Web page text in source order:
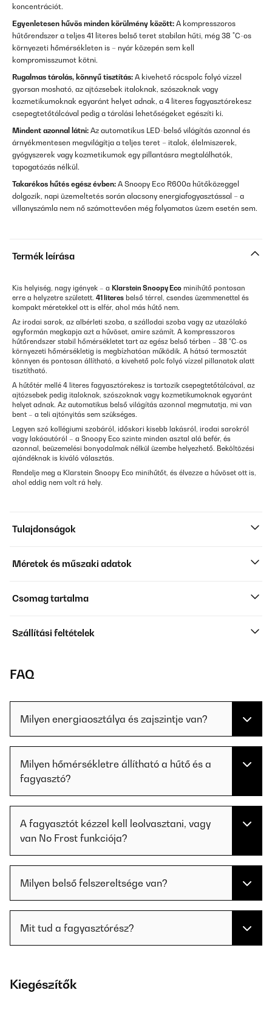
koncentrációt.
Egyenletesen hűvös minden körülmény között: A kompresszoros
hűtőrendszer a teljes 41 literes belső teret stabilan hűti, még 38 °C-os
környezeti hőmérsékleten is – nyár közepén sem kell
kompromisszumot kötni.
Rugalmas tárolás, könnyű tisztítás: A kivehető rácspolc folyó vízzel
gyorsan mosható, az ajtózsebek italoknak, szószoknak vagy
kozmetikumoknak egyaránt helyet adnak, a 4 literes fagyasztórekesz
csepegtetőtálcával pedig a tárolási lehetőségeket egészíti ki.
Mindent azonnal látni: Az automatikus LED-belső világítás azonnal és
árnyékmentesen megvilágítja a teljes teret – italok, élelmiszerek,
gyógyszerek vagy kozmetikumok egy pillantásra megtalálhatók,
tapogatózás nélkül.
Takarékos hűtés egész évben: A Snoopy Eco R600a hűtőközeggel
dolgozik, napi üzemeltetés során alacsony energiafogyasztással – a
villanyszámla nem nő számottevően még folyamatos üzem esetén sem.
Termék leírása
Kis helyiség, nagy igények – a Klarstein Snoopy Eco minihűtő pontosan
erre a helyzetre született. 41 literes belső térrel, csendes üzemmenettel és
kompakt méretekkel ott is elfér, ahol más hűtő nem.
Az irodai sarok, az albérleti szoba, a szállodai szoba vagy az utazólakó
egyformán megkapja azt a hűvöset, amire számít. A kompresszoros
hűtőrendszer stabil hőmérsékletet tart az egész belső térben – 38 °C-os
környezeti hőmérsékletig is megbízhatóan működik. A hátsó termosztát
könnyen és pontosan állítható, a kivehető polc folyó vízzel pillanatok alatt
tisztítható.
A hűtőtér mellé 4 literes fagyasztórekesz is tartozik csepegtetőtálcával, az
ajtózsebek pedig italoknak, szószoknak vagy kozmetikumoknak egyaránt
helyet adnak. Az automatikus belső világítás azonnal megmutatja, mi van
bent – a teli ajtónyitás sem szükséges.
Legyen szó kollégiumi szobáról, időskori kisebb lakásról, irodai sarokról
vagy lakóautóról – a Snoopy Eco szinte minden asztal alá befér, és
azonnal, beüzemelési bonyodalmak nélkül üzembe helyezhető. Beköltözési
ajándéknak is kiváló választás.
Rendelje meg a Klarstein Snoopy Eco minihűtőt, és élvezze a hűvöset ott is,
ahol eddig nem volt rá hely.
Tulajdonságok
Méretek és műszaki adatok
Csomag tartalma
Szállítási feltételek
FAQ
Milyen energiaosztálya és zajszintje van?
Milyen hőmérsékletre állítható a hűtő és a
fagyasztó?
A fagyasztót kézzel kell leolvasztani, vagy
van No Frost funkciója?
Milyen belső felszereltsége van?
Mit tud a fagyasztórész?
Kiegészítők